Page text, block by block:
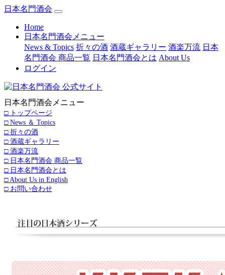
日本名門酒会
Home(current)
日本名門酒会メニュー
News & Topics 折々の酒 酒蔵ギャラリー 酒楽万流 日本
名門酒会 商品一覧 日本名門酒会とは About Us
ログイン
日本名門酒会メニュー
□ トップページ
□ News ＆ Topics
□ 折々の酒
□ 酒蔵ギャラリー
□ 酒楽万流
□ 日本名門酒会 商品一覧
□ 日本名門酒会とは
□ About Us in English
□ お問い合わせ